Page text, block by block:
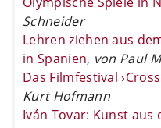
Schneider
Lehren ziehen aus
in Spanien, von Paul
Das Filmfestival
Kurt Hofmann
Iván Tovar: Kunst